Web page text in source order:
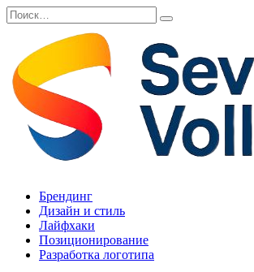
Перейти
к
содержанию
Search
for:
Брендинг
Дизайн и стиль
Лайфхаки
Позиционирование
Разработка логотипа